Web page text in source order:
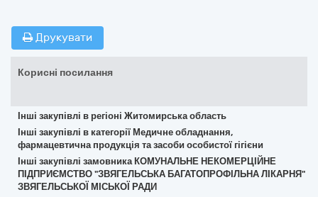
Друкувати
Корисні посилання
Інші закупівлі в регіоні Житомирська область
Інші закупівлі в категорії Медичне обладнання,
фармацевтична продукція та засоби особистої гігієни
Інші закупівлі замовника КОМУНАЛЬНЕ НЕКОМЕРЦІЙНЕ
ПІДПРИЄМСТВО "ЗВЯГЕЛЬСЬКА БАГАТОПРОФІЛЬНА ЛІКАРНЯ"
ЗВЯГЕЛЬСЬКОЇ МІСЬКОЇ РАДИ